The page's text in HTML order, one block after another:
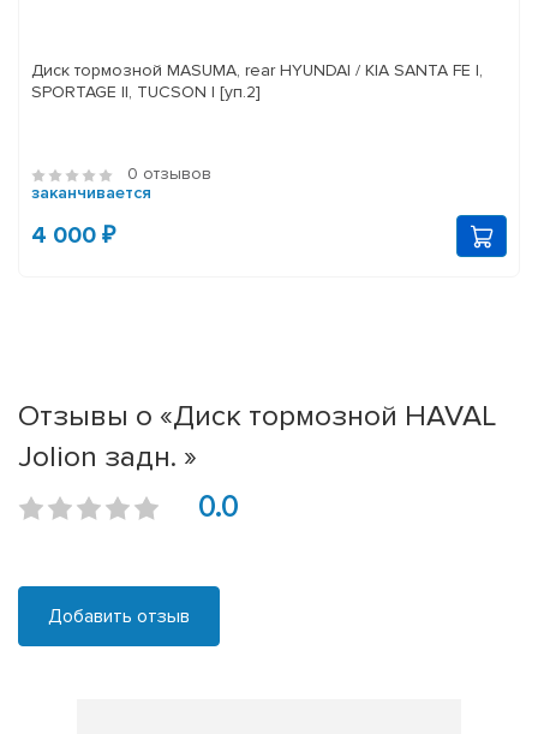
Диск тормозной MASUMA, rear HYUNDAI / KIA SANTA FE I,
SPORTAGE II, TUCSON I [уп.2]
0 отзывов
заканчивается
4 000 ₽
Отзывы о «Диск тормозной HAVAL
Jolion задн. »
0.0
Добавить отзыв